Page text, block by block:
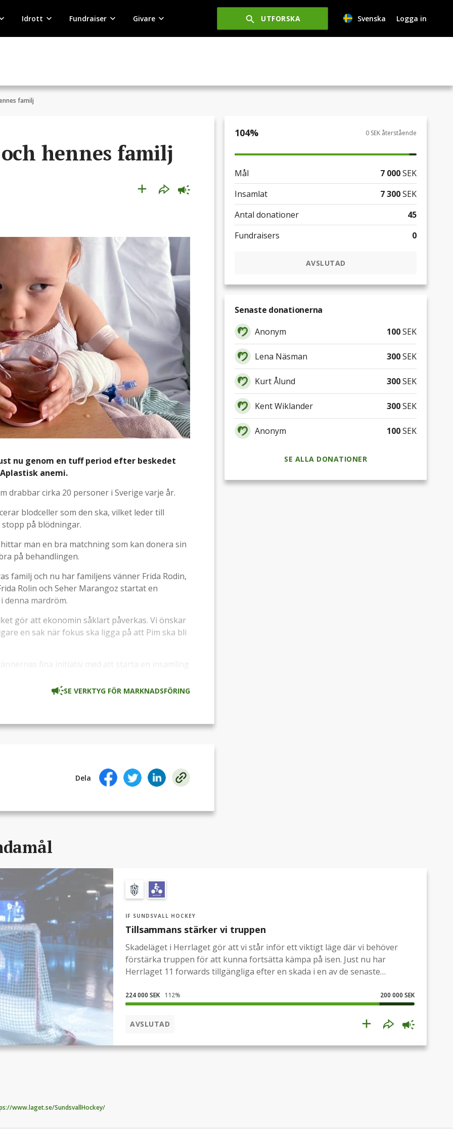
Idrott Fundraiser Givare UTFORSKA Svenska Logga in
familj
hennes familj
nu genom en tuff period efter beskedet
anemi.
drabbar cirka 20 personer i Sverige varje år.
blodceller som den ska, vilket leder till
på blödningar.
man en bra matchning som kan donera sin
på behandlingen.
familj och nu har familjens vänner Frida Rodin,
Rolin och Seher Marangoz startat en
denna mardröm.
gör att ekonomin såklart påverkas. Vi önskar
en sak när fokus ska ligga på att Pim ska bli
fina initiativ med att starta en insamling
på Tobiasregistret.se
SE VERKTYG FÖR MARKNADSFÖRING
104% 0 SEK återstående
Mål 7 000SEK
Insamlat
7 300SEK
Antal donationer
45
Fundraisers
0
AVSLUTAD
Senaste donationerna
Anonym
100SEK
Lena Näsman 300SEK
Kurt Ålund 300SEK
Kent Wiklander 300SEK
Anonym 100SEK
SE ALLA DONATIONER
Dela
IF SUNDSVALL HOCKEY
Tillsammans stärker vi truppen
Skadeläget i Herrlaget gör att vi står inför ett viktigt läge där vi behöver
förstärka truppen för att kunna fortsätta kämpa på isen. Just nu har
Herrlaget 11 forwards tillgängliga efter en skada i en av de senaste
det som komma skall behöver vi bli fler.Målet är att ta in fler spelare som
kan stärka truppen, höja tempot, bidra offensivt och ge laget den bredd
som krävs när säsongen går in i nästa fas.Ekonomin är tajt, men kraften på
läktaren är stor.Nu gör vi det här tillsammans. Varje bidrag går direkt till att
förstärka laget.För laget i stan!
224 000 SEK 112% 200 000 SEK
AVSLUTAD
www.laget.se/SundsvallHockey/